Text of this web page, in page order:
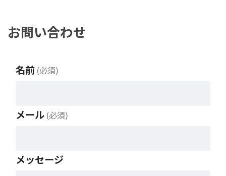
お問い合わせ
名前 (必須)
メール (必須)
メッセージ